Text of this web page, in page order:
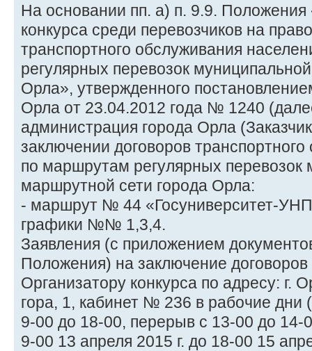
На основании пп. а) п. 9.9.
конкурса среди перевозчиков на
транспортного обслуживания
регулярных перевозок
Орла», утвержденного
Орла от 23.04.2012 года № 1240
администрация города Орла
заключении договоров
по маршрутам регулярных перевозок
маршрутной сети города Орла:
- маршрут № 44 «Госуниверситет-
графики №№ 1,3,4.
Заявления (с приложением
Положения) на заключение договоров
Организатору конкурса по адресу: г.
гора, 1, кабинет № 236 в рабочие дни
9-00 до 18-00, перерыв с 13-00 до 14-
9-00 13 апреля 2015 г. до 18-00 15